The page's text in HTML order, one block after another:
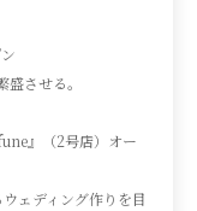
させる。
』（2号店）オー
ェディング作りを目